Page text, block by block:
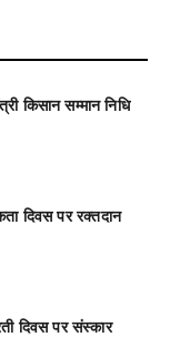
किसान सम्मान निधि
दिवस पर रक्तदान
दिवस पर संस्कार